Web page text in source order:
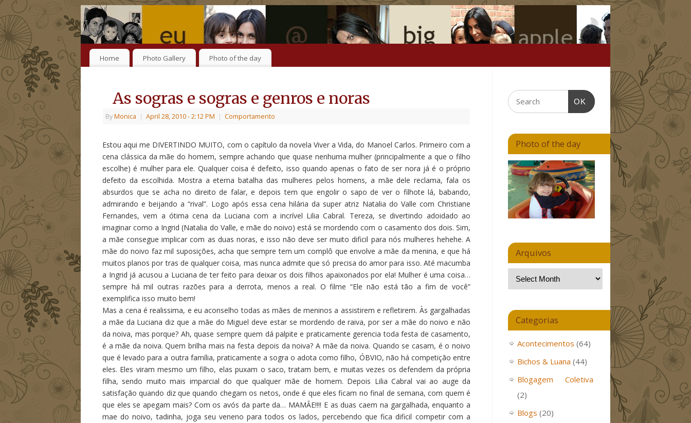
Home Photo Gallery Photo of the day
As sogras e sogras e genros e noras
ByMonica | April 28, 2010- 2:12 PM | Comportamento
Estou aqui me DIVERTINDO MUITO, com o capítulo da novela Viver a Vida, do Manoel Carlos. Primeiro com a
cena clássica da mãe do homem, sempre achando que quase nenhuma mulher (principalmente a que o filho
escolhe) é mulher para ele. Qualquer coisa é defeito, isso quando apenas o fato de ser nora já é o próprio
defeito da escolhida. Mostra a eterna batalha das mulheres pelos homens, a mãe dele reclama, fala os
absurdos que se acha no direito de falar, e depois tem que engolir o sapo de ver o filhote lá, babando,
admirando e beijando a “rival”. Logo após essa cena hilária da super atriz Natalia do Valle com Christiane
Fernandes, vem a ótima cena da Luciana com a incrível Lilia Cabral. Tereza, se divertindo adoidado ao
imaginar como a Ingrid (Natalia do Valle, e mãe do noivo) está se mordendo com o casamento dos dois. Sim,
a mãe consegue implicar com as duas noras, e isso não deve ser muito dificil para nós mulheres hehehe. A
mãe do noivo faz mil suposições, acha que sempre tem um complô que envolve a mãe da menina, e que há
muitos planos por tras de qualquer coisa, mas nunca admite que só precisa do amor para isso. Até macumba
a Ingrid já acusou a Luciana de ter feito para deixar os dois filhos apaixonados por ela! Mulher é uma coisa…
sempre há mil outras razões para a derrota, menos a real. O filme “Ele não está tão a fim de você”
exemplifica isso muito bem!
Mas a cena é realissima, e eu aconselho todas as mães de meninos a assistirem e refletirem. Às gargalhadas
a mãe da Luciana diz que a mãe do Miguel deve estar se mordendo de raiva, por ser a mãe do noivo e não
da noiva, mas porque? Ah, quase sempre quem dá palpite e praticamente gerencia toda festa de casamento,
é a mãe da noiva. Quem brilha mais na festa depois da noiva? A mãe da noiva. Quando se casam, é o noivo
que é levado para a outra família, praticamente a sogra o adota como filho, ÓBVIO, não há competição entre
eles. Eles viram mesmo um filho, elas puxam o saco, tratam bem, e muitas vezes os defendem da própria
filha, sendo muito mais imparcial do que qualquer mãe de homem. Depois Lilia Cabral vai ao auge da
satisfação quando diz que quando chegam os netos, onde é que eles ficam no final de semana, com quem é
que eles se apegam mais? Com os avós da parte da… MAMÃE!!!! E as duas caem na gargalhada, enquanto a
mae do noivo, tadinha, joga seu veneno para todos os lados, percebendo que fica dificil competir com a
OK
Photo of the day
Arquivos
Categorias
Acontecimentos (64)
Bichos & Luana (44)
Blogagem Coletiva
(2)
Blogs (20)